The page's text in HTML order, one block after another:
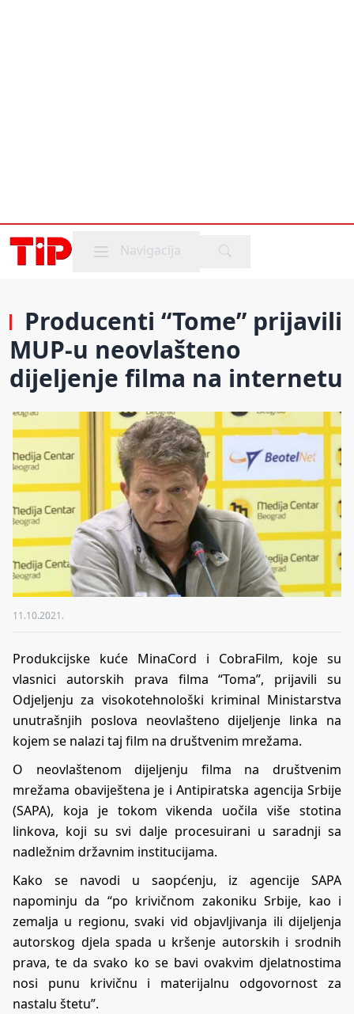
Mobile menu
Navigacija
Producenti “Tome” prijavili
MUP-u neovlašteno
dijeljenje filma na internetu
11.10.2021.
Produkcijske kuće MinaCord i CobraFilm, koje su
vlasnici autorskih prava filma “Toma”, prijavili su
Odjeljenju za visokotehnološki kriminal Ministarstva
unutrašnjih poslova neovlašteno dijeljenje linka na
kojem se nalazi taj film na društvenim mrežama.
O neovlaštenom dijeljenju filma na društvenim
mrežama obaviještena je i Antipiratska agencija Srbije
(SAPA), koja je tokom vikenda uočila više stotina
linkova, koji su svi dalje procesuirani u saradnji sa
nadležnim državnim institucijama.
Kako se navodi u saopćenju, iz agencije SAPA
napominju da “po krivičnom zakoniku Srbije, kao i
zemalja u regionu, svaki vid objavljivanja ili dijeljenja
autorskog djela spada u kršenje autorskih i srodnih
prava, te da svako ko se bavi ovakvim djelatnostima
nosi punu krivičnu i materijalnu odgovornost za
nastalu štetu”.